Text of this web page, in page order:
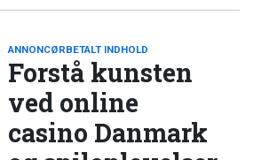
ANNONCØRBETALT INDHOLD
Forstå kunsten
ved online
casino Danmark